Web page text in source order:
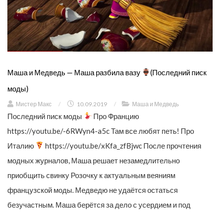
Маша и Медведь — Маша разбила вазу
(Последний писк
моды)
Мистер Макс / 10.09.2019 / Маша и Медведь
Последний писк моды
Про Францию
https://youtu.be/-6RWyn4-a5c Там все любят петь! Про
Италию
https://youtu.be/xKfa_zfBjwc После прочтения
модных журналов, Маша решает незамедлительно
приобщить свинку Розочку к актуальным веяниям
французской моды. Медведю не удаётся остаться
безучастным. Маша берётся за дело с усердием и под